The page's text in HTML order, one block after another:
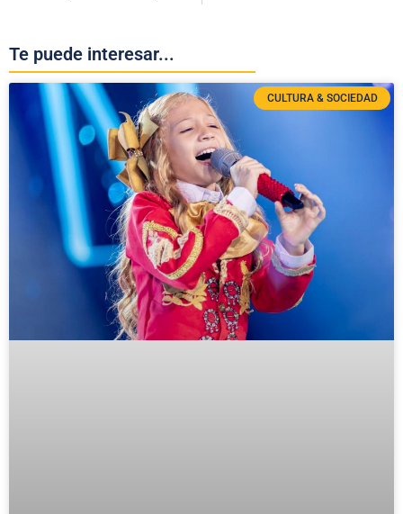
Te puede interesar...
CULTURA & SOCIEDAD